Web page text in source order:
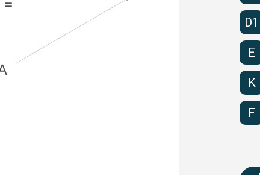
D1
E
K
F